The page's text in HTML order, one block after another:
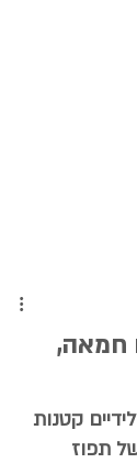
חמאה,
קטנות
תפוז